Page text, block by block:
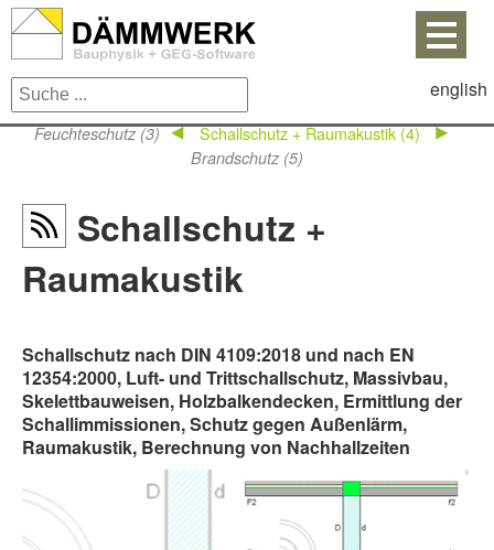
english
Feuchteschutz (3) Schallschutz + Raumakustik (4)
Brandschutz (5)
Schallschutz +
Raumakustik
Schallschutz nach DIN 4109:2018 und nach EN
12354:2000, Luft- und Trittschallschutz, Massivbau,
Skelettbauweisen, Holzbalkendecken, Ermittlung der
Schallimmissionen, Schutz gegen Außenlärm,
Raumakustik, Berechnung von Nachhallzeiten